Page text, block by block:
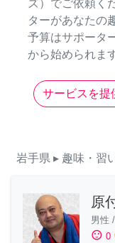
ズ）でご依頼く
ターがあなたの
予算はサポータ
から始められま
サービスを提
岩手県 ▸ 趣味・習
原
男性 /
sentiment_satisfied 0